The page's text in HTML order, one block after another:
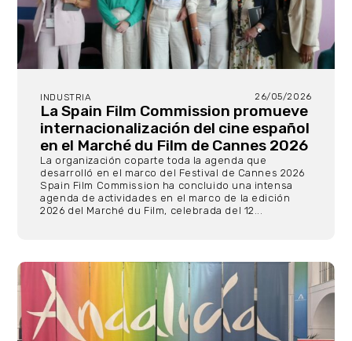
INDUSTRIA 26/05/2026
La Spain Film Commission promueve
internacionalización del cine español
en el Marché du Film de Cannes 2026
La organización coparte toda la agenda que
desarrolló en el marco del Festival de Cannes 2026
Spain Film Commission ha concluido una intensa
agenda de actividades en el marco de la edición
2026 del Marché du Film, celebrada del 12...